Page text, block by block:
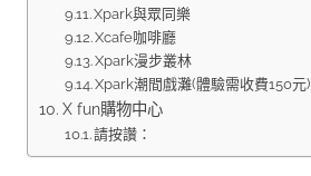
Xpark與眾同樂
Xcafe咖啡廳
Xpark漫步叢林
Xpark潮間戲灘(體驗需收費150元)
X fun購物中心
請按讚：